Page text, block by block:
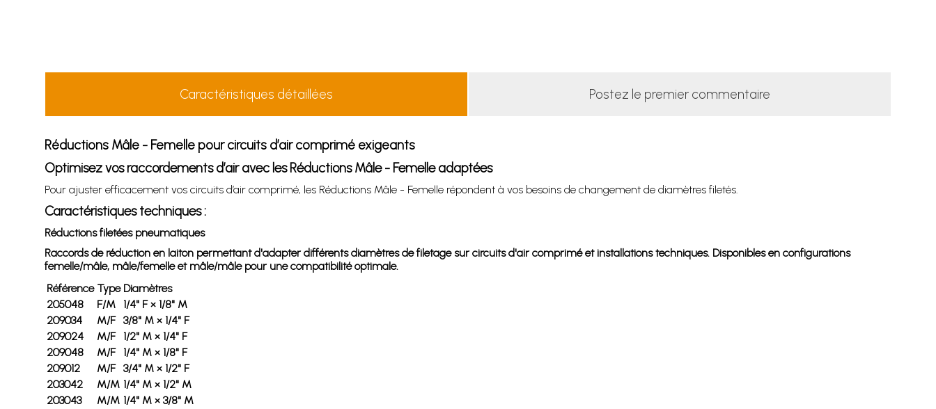
Caractéristiques détaillées Postez le premier commentaire
Réductions Mâle - Femelle pour circuits d’air comprimé exigeants
Optimisez vos raccordements d’air avec les Réductions Mâle - Femelle adaptées
Pour ajuster efficacement vos circuits d’air comprimé, les Réductions Mâle - Femelle répondent à vos besoins de changement de diamètres filetés.
Caractéristiques techniques :
Réductions filetées pneumatiques
Raccords de réduction en laiton permettant d'adapter différents diamètres de filetage sur circuits d'air comprimé et installations techniques. Disponibles en configurations
femelle/mâle, mâle/femelle et mâle/mâle pour une compatibilité optimale.
Référence Type Diamètres
205048
F/M
1/4" F × 1/8" M
209034
M/F
3/8" M × 1/4" F
209024
M/F
1/2" M × 1/4" F
209048
M/F
1/4" M × 1/8" F
209012
M/F
3/4" M × 1/2" F
203042
M/M 1/4" M × 1/2" M
203043
M/M 1/4" M × 3/8" M